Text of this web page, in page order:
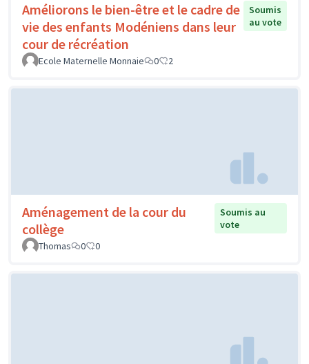
Améliorons le bien-être et le cadre de
vie des enfants Modéniens dans leur
cour de récréation
Soumis
au vote
Ecole Maternelle Monnaie 0 2
Aménagement de la cour du
collège
Soumis au
vote
Thomas
0 0